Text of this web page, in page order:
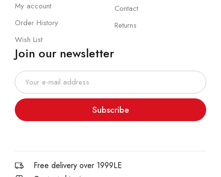
My account
Order History
Wish List
Contact
Returns
Join our newsletter
Subscribe
Free delivery over 1999LE